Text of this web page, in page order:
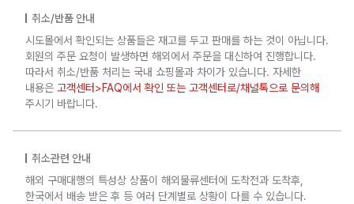
취소/반품 안내
시도몰에서 확인되는 상품들은 재고를 두고 판매를 하는 것이 아닙니다.
회원의 주문 요청이 발생하면 해외에서 주문을 대신하여 진행합니다.
따라서 취소/반품 처리는 국내 쇼핑몰과 차이가 있습니다. 자세한
내용은 고객센터>FAQ에서 확인 또는 고객센터로/채널톡으로 문의해
주시기 바랍니다.
취소관련 안내
해외 구매대행의 특성상 상품이 해외물류센터에 도착전과 도착후,
한국에서 배송 받은 후 등 여러 단계별로 상황이 다를 수 있습니다.